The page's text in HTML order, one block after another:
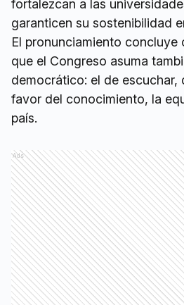
fortalezcan a las
garanticen su sostenibilidad
El pronunciamiento concluye
que el Congreso asuma
democrático: el de escuchar,
favor del conocimiento, la
país.
Ads